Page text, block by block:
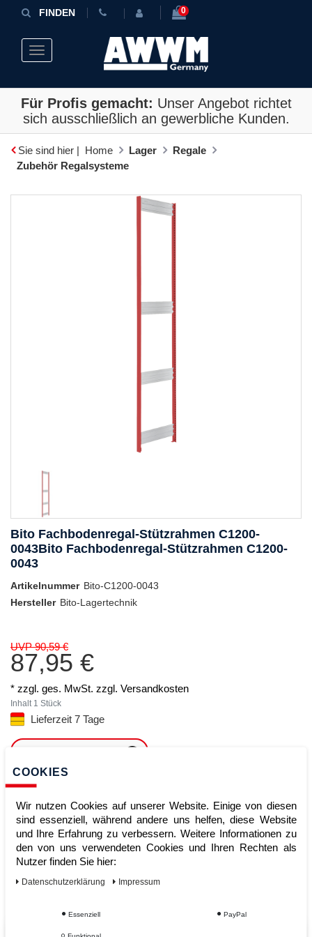
FINDEN 0
Toggle navigation
Für Profis gemacht: Unser Angebot richtet
sich ausschließlich an gewerbliche Kunden.
Sie sind hier | Home Lager
Regale
Zubehör Regalsysteme
Bito Fachbodenregal-Stützrahmen C1200-
0043Bito Fachbodenregal-Stützrahmen C1200-
0043
Artikelnummer Bito-C1200-0043
Hersteller Bito-Lagertechnik
UVP 90,59 €
87,95 €
* zzgl. ges. MwSt. zzgl. Versandkosten
Inhalt 1 Stück
Lieferzeit 7 Tage
HINZUFÜGEN
Sofort lieferbar
Kauf auf Rechnung
COOKIES
Wir nutzen Cookies auf unserer Website. Einige von diesen
sind essenziell, während andere uns helfen, diese Website
und Ihre Erfahrung zu verbessern. Weitere Informationen zu
den von uns verwendeten Cookies und Ihren Rechten als
Nutzer finden Sie hier:
Daten­schutz­erklärung Impressum
Essenziell PayPal
Funktional